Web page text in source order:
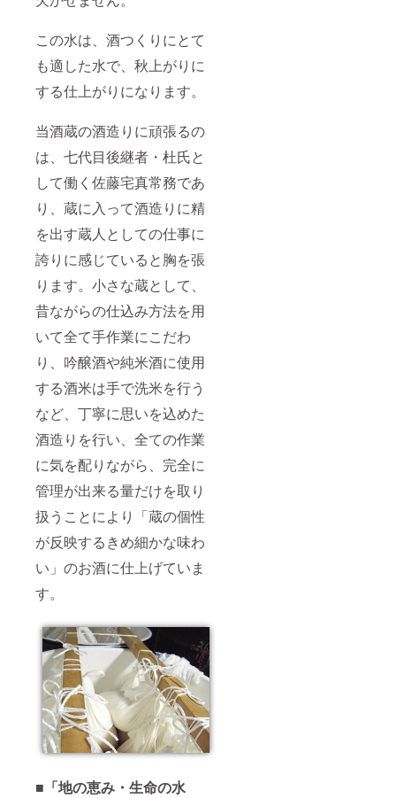
この水は、酒つくりにとて
も適した水で、秋上がりに
する仕上がりになります。
当酒蔵の酒造りに頑張るの
は、七代目後継者・杜氏と
して働く佐藤宅真常務であ
り、蔵に入って酒造りに精
を出す蔵人としての仕事に
誇りに感じていると胸を張
ります。小さな蔵として、
昔ながらの仕込み方法を用
いて全て手作業にこだわ
り、吟醸酒や純米酒に使用
する酒米は手で洗米を行う
など、丁寧に思いを込めた
酒造りを行い、全ての作業
に気を配りながら、完全に
管理が出来る量だけを取り
扱うことにより「蔵の個性
が反映するきめ細かな味わ
い」のお酒に仕上げていま
す。
■「地の恵み・生命の水